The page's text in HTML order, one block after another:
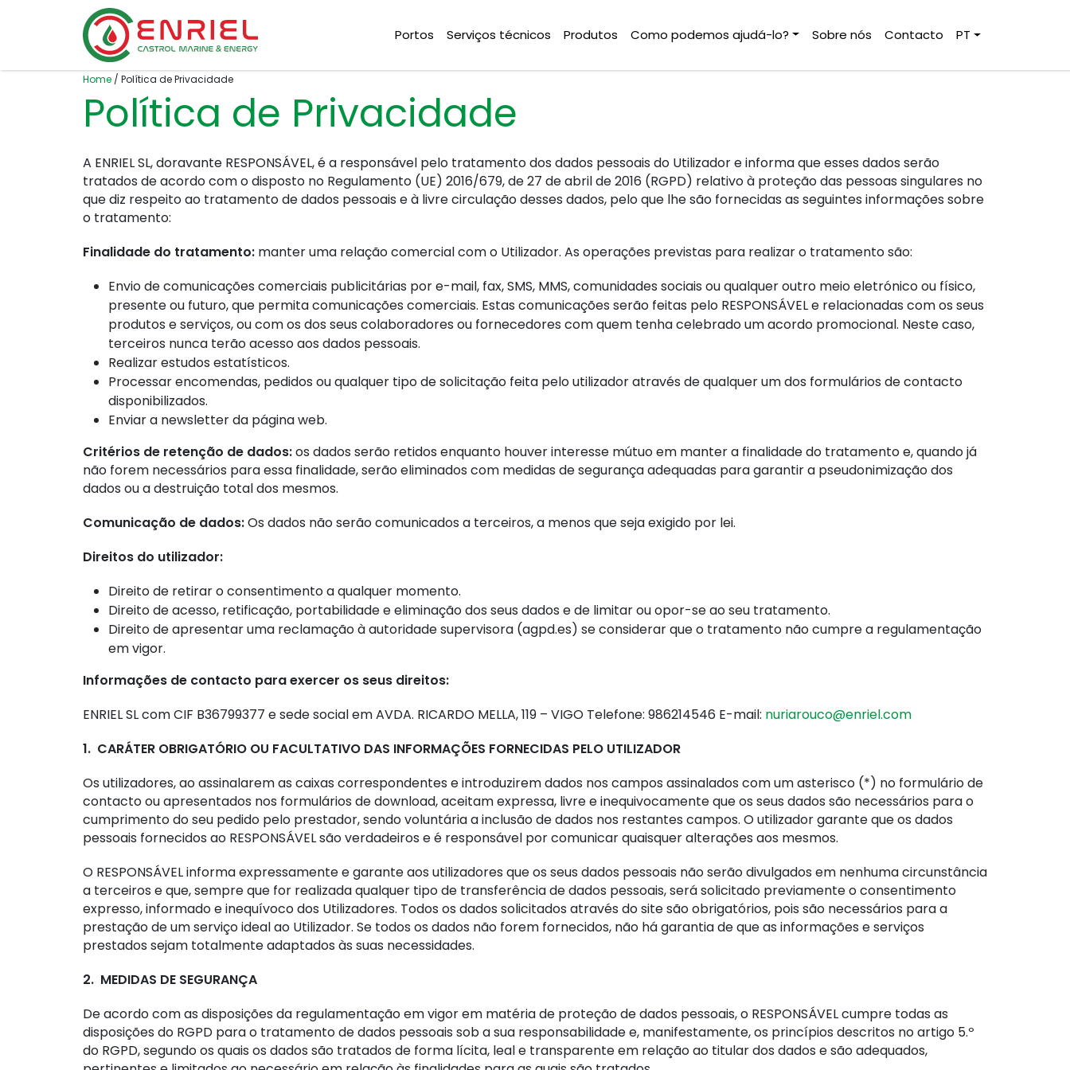
Skip to content
Portos Serviços técnicos Produtos Como podemos ajudá-lo? Sobre nós Contacto PT
Home / Política de Privacidade
Política de Privacidade
A ENRIEL SL, doravante RESPONSÁVEL, é a responsável pelo tratamento dos dados pessoais do Utilizador e informa que esses dados serão
tratados de acordo com o disposto no Regulamento (UE) 2016/679, de 27 de abril de 2016 (RGPD) relativo à proteção das pessoas singulares no
que diz respeito ao tratamento de dados pessoais e à livre circulação desses dados, pelo que lhe são fornecidas as seguintes informações sobre
o tratamento:
Finalidade do tratamento: manter uma relação comercial com o Utilizador. As operações previstas para realizar o tratamento são:
Envio de comunicações comerciais publicitárias por e-mail, fax, SMS, MMS, comunidades sociais ou qualquer outro meio eletrónico ou físico,
presente ou futuro, que permita comunicações comerciais. Estas comunicações serão feitas pelo RESPONSÁVEL e relacionadas com os seus
produtos e serviços, ou com os dos seus colaboradores ou fornecedores com quem tenha celebrado um acordo promocional. Neste caso,
terceiros nunca terão acesso aos dados pessoais.
Realizar estudos estatísticos.
Processar encomendas, pedidos ou qualquer tipo de solicitação feita pelo utilizador através de qualquer um dos formulários de contacto
disponibilizados.
Enviar a newsletter da página web.
Critérios de retenção de dados:os dados serão retidos enquanto houver interesse mútuo em manter a finalidade do tratamento e, quando já
não forem necessários para essa finalidade, serão eliminados com medidas de segurança adequadas para garantir a pseudonimização dos
dados ou a destruição total dos mesmos.
Comunicação de dados:Os dados não serão comunicados a terceiros, a menos que seja exigido por lei.
Direitos do utilizador:
Direito de retirar o consentimento a qualquer momento.
Direito de acesso, retificação, portabilidade e eliminação dos seus dados e de limitar ou opor-se ao seu tratamento.
Direito de apresentar uma reclamação à autoridade supervisora (agpd.es) se considerar que o tratamento não cumpre a regulamentação
em vigor.
Informações de contacto para exercer os seus direitos:
ENRIEL SL com CIF B36799377 e sede social em AVDA. RICARDO MELLA, 119 – VIGO Telefone: 986214546 E-mail: nuriarouco@enriel.com
1. CARÁTER OBRIGATÓRIO OU FACULTATIVO DAS INFORMAÇÕES FORNECIDAS PELO UTILIZADOR
Os utilizadores, ao assinalarem as caixas correspondentes e introduzirem dados nos campos assinalados com um asterisco (*) no formulário de
contacto ou apresentados nos formulários de download, aceitam expressa, livre e inequivocamente que os seus dados são necessários para o
cumprimento do seu pedido pelo prestador, sendo voluntária a inclusão de dados nos restantes campos. O utilizador garante que os dados
pessoais fornecidos ao RESPONSÁVEL são verdadeiros e é responsável por comunicar quaisquer alterações aos mesmos.
O RESPONSÁVEL informa expressamente e garante aos utilizadores que os seus dados pessoais não serão divulgados em nenhuma circunstância
a terceiros e que, sempre que for realizada qualquer tipo de transferência de dados pessoais, será solicitado previamente o consentimento
expresso, informado e inequívoco dos Utilizadores. Todos os dados solicitados através do site são obrigatórios, pois são necessários para a
prestação de um serviço ideal ao Utilizador. Se todos os dados não forem fornecidos, não há garantia de que as informações e serviços
prestados sejam totalmente adaptados às suas necessidades.
2. MEDIDAS DE SEGURANÇA
De acordo com as disposições da regulamentação em vigor em matéria de proteção de dados pessoais, o RESPONSÁVEL cumpre todas as
disposições do RGPD para o tratamento de dados pessoais sob a sua responsabilidade e, manifestamente, os princípios descritos no artigo 5.º
do RGPD, segundo os quais os dados são tratados de forma lícita, leal e transparente em relação ao titular dos dados e são adequados,